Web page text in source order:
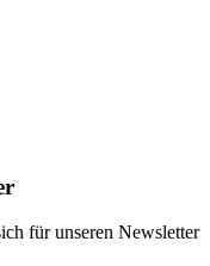
für unseren Newsletter